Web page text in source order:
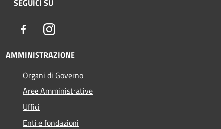
SEGUICI SU
FacebookInstagram
AMMINISTRAZIONE
Organi di Governo
Aree Amministrative
Uffici
Enti e fondazioni